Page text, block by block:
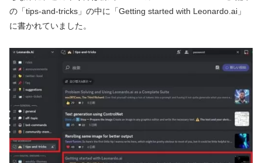
の「tips-and-tricks」の中に「Getting started with Leonardo.ai」
に書かれていました。